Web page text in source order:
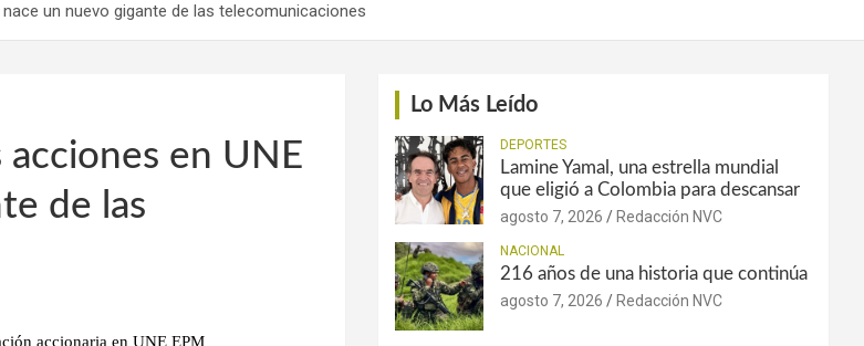
un nuevo gigante de las telecomunicaciones
acciones en UNE
de las
accionaria en UNE EPM
Lo Más Leído
DEPORTES
Lamine Yamal, una estrella mundial
que eligió a Colombia para descansar
agosto 7, 2026 Redacción NVC
NACIONAL
216 años de una historia que continúa
agosto 7, 2026 Redacción NVC